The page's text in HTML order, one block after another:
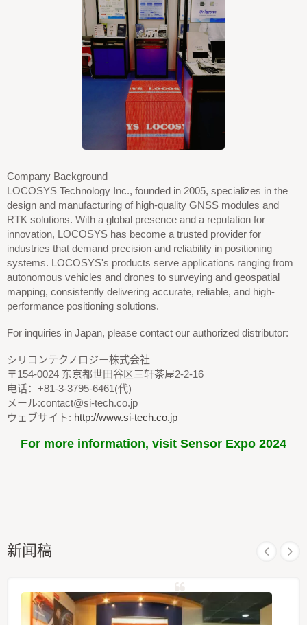
Company Background
LOCOSYS Technology Inc., founded in 2005, specializes in the
design and manufacturing of high-quality GNSS modules and
RTK solutions. With a global presence and a reputation for
innovation, LOCOSYS has become a trusted provider for
industries that demand precision and reliability in positioning
systems. LOCOSYS's products serve applications ranging from
autonomous vehicles and drones to surveying and geospatial
mapping, consistently delivering accurate, reliable, and high-
performance positioning solutions.
For inquiries in Japan, please contact our authorized distributor:
シリコンテクノロジー株式会社
〒154-0024 东京都世田谷区三轩茶屋2-2-16
电话：+81-3-3795-6461(代)
メール:contact@si-tech.co.jp
ウェブサイト: http://www.si-tech.co.jp
For more information, visit Sensor Expo 2024
新闻稿